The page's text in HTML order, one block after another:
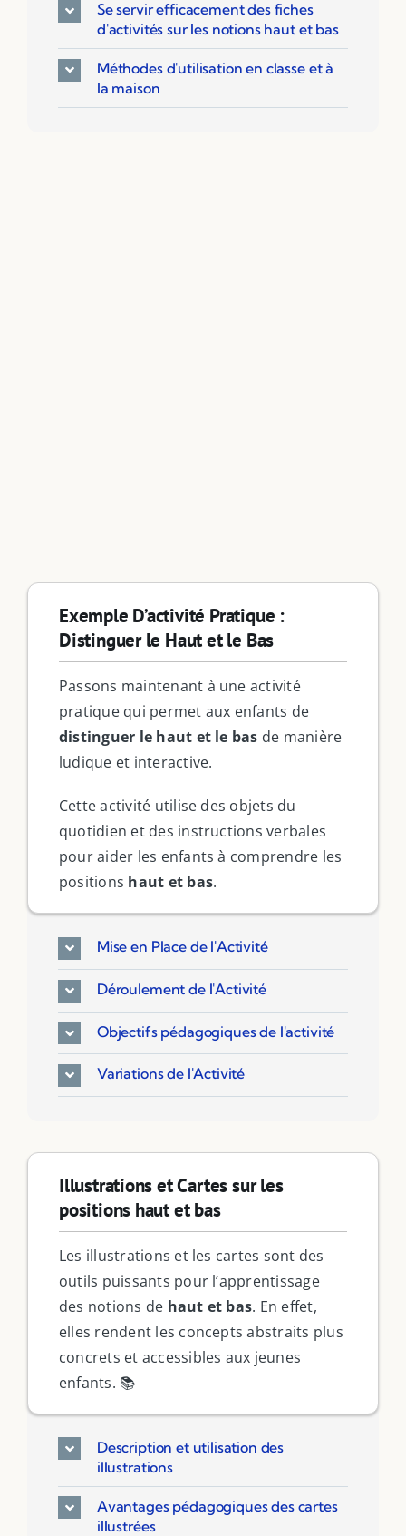
Se servir efficacement des fiches
d'activités sur les notions haut et bas
Méthodes d'utilisation en classe et à
la maison
Exemple D’activité Pratique :
Distinguer le Haut et le Bas
Passons maintenant à une activité
pratique qui permet aux enfants de
distinguer le haut et le bas de manière
ludique et interactive.
Cette activité utilise des objets du
quotidien et des instructions verbales
pour aider les enfants à comprendre les
positions haut et bas.
Mise en Place de l'Activité
Déroulement de l'Activité
Objectifs pédagogiques de l'activité
Variations de l'Activité
Illustrations et Cartes sur les
positions haut et bas
Les illustrations et les cartes sont des
outils puissants pour l’apprentissage
des notions de haut et bas. En effet,
elles rendent les concepts abstraits plus
concrets et accessibles aux jeunes
enfants. 📚
Description et utilisation des
illustrations
Avantages pédagogiques des cartes
illustrées
Ressources PDF
Niveaux Scolaires
Matières
Taxonomies